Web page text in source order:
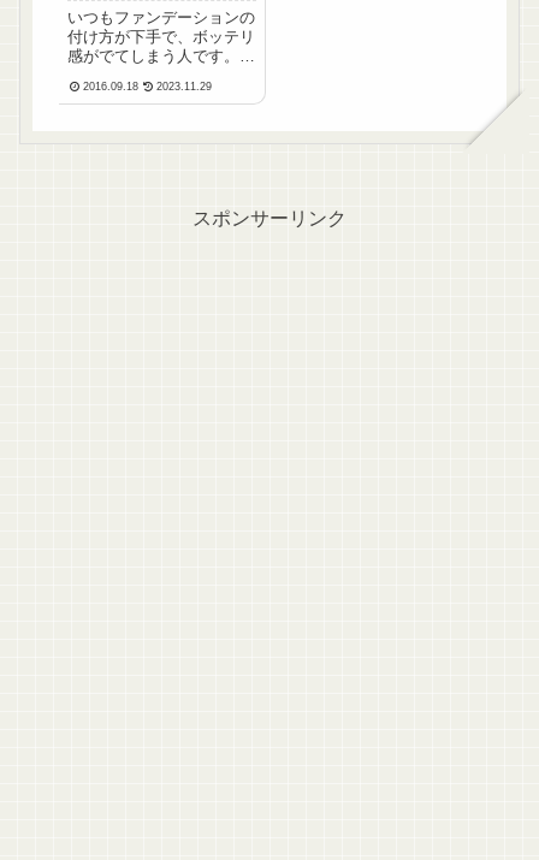
いつもファンデーションの
付け方が下手で、ボッテリ
感がでてしまう人です。パ
いところに厚塗りしちゃう
2016.09.18 2023.11.29
スポンサーリンク